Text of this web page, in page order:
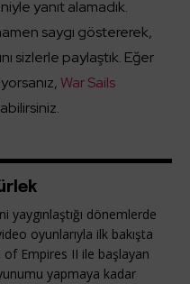
yanıt alamadık.
saygı göstererek,
sizlerle paylaştık. Eğer
War Sails
yaygınlaştığı dönemlerde
oyunlarıyla ilk bakışta
of Empires II ile başlayan
yapmaya kadar